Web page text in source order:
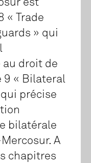
est
« Trade
» qui
au droit de
9 « Bilateral
précise
bilatérale
A
chapitres